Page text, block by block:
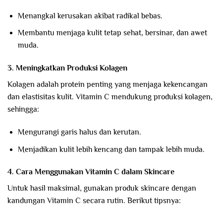
Menangkal kerusakan akibat radikal bebas.
Membantu menjaga kulit tetap sehat, bersinar, dan awet
muda.
3. Meningkatkan Produksi Kolagen
Kolagen adalah protein penting yang menjaga kekencangan
dan elastisitas kulit. Vitamin C mendukung produksi kolagen,
sehingga:
Mengurangi garis halus dan kerutan.
Menjadikan kulit lebih kencang dan tampak lebih muda.
4. Cara Menggunakan Vitamin C dalam Skincare
Untuk hasil maksimal, gunakan produk skincare dengan
kandungan Vitamin C secara rutin. Berikut tipsnya: